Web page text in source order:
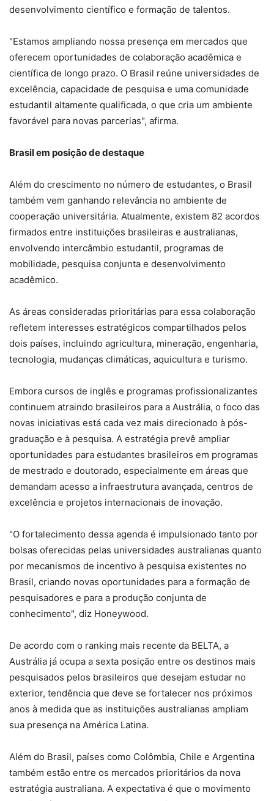
desenvolvimento científico e formação de talentos.
"Estamos ampliando nossa presença em mercados que
oferecem oportunidades de colaboração acadêmica e
científica de longo prazo. O Brasil reúne universidades de
excelência, capacidade de pesquisa e uma comunidade
estudantil altamente qualificada, o que cria um ambiente
favorável para novas parcerias", afirma.
Brasil em posição de destaque
Além do crescimento no número de estudantes, o Brasil
também vem ganhando relevância no ambiente de
cooperação universitária. Atualmente, existem 82 acordos
firmados entre instituições brasileiras e australianas,
envolvendo intercâmbio estudantil, programas de
mobilidade, pesquisa conjunta e desenvolvimento
acadêmico.
As áreas consideradas prioritárias para essa colaboração
refletem interesses estratégicos compartilhados pelos
dois países, incluindo agricultura, mineração, engenharia,
tecnologia, mudanças climáticas, aquicultura e turismo.
Embora cursos de inglês e programas profissionalizantes
continuem atraindo brasileiros para a Austrália, o foco das
novas iniciativas está cada vez mais direcionado à pós-
graduação e à pesquisa. A estratégia prevê ampliar
oportunidades para estudantes brasileiros em programas
de mestrado e doutorado, especialmente em áreas que
demandam acesso a infraestrutura avançada, centros de
excelência e projetos internacionais de inovação.
"O fortalecimento dessa agenda é impulsionado tanto por
bolsas oferecidas pelas universidades australianas quanto
por mecanismos de incentivo à pesquisa existentes no
Brasil, criando novas oportunidades para a formação de
pesquisadores e para a produção conjunta de
conhecimento", diz Honeywood.
De acordo com o ranking mais recente da BELTA, a
Austrália já ocupa a sexta posição entre os destinos mais
pesquisados pelos brasileiros que desejam estudar no
exterior, tendência que deve se fortalecer nos próximos
anos à medida que as instituições australianas ampliam
sua presença na América Latina.
Além do Brasil, países como Colômbia, Chile e Argentina
também estão entre os mercados prioritários da nova
estratégia australiana. A expectativa é que o movimento